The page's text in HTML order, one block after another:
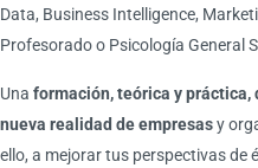
Data, Business Intelligence,
Profesorado o Psicología General
Una formación, teórica y práctica,
nueva realidad de empresasy
ello, a mejorar tus perspectivas de